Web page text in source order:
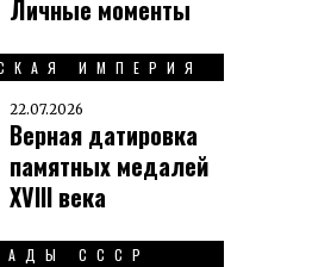
Личные моменты
ИМПЕРИЯ
22.07.2026
Верная датировка
памятных медалей
XVIII века
СССР